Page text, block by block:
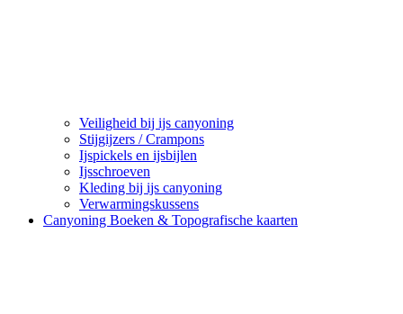
Veiligheid bij ijs canyoning
Stijgijzers / Crampons
Ijspickels en ijsbijlen
Ijsschroeven
Kleding bij ijs canyoning
Verwarmingskussens
Canyoning Boeken & Topografische kaarten